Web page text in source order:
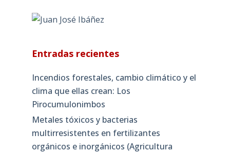
Entradas recientes
Incendios forestales, cambio climático y el
clima que ellas crean: Los
Pirocumulonimbos
Metales tóxicos y bacterias
multirresistentes en fertilizantes
orgánicos e inorgánicos (Agricultura